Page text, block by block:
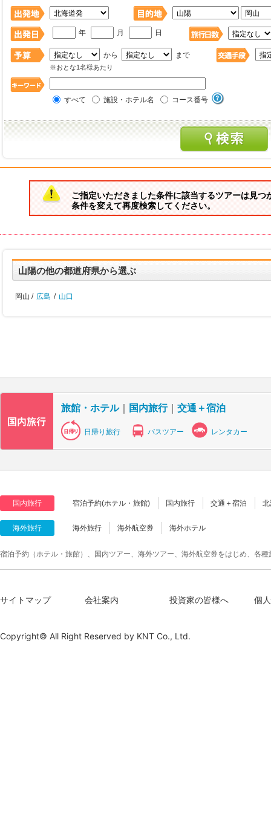
年 月 日
から まで
※おとな1名様あたり
すべて 施設・ホテル名 コース番号
ご指定いただきました条件に該当するツアーは見つ
条件を変えて再度検索してください。
山陽の他の都道府県から選ぶ
岡山 / 広島 / 山口
旅館・ホテル｜ 国内旅行｜ 交通＋宿泊
日帰り旅行 バスツアー レンタカー
国内旅行 宿泊予約(ホテル・旅館) 国内旅行 交通＋宿泊
海外旅行 海外旅行 海外航空券 海外ホテル
宿泊予約（ホテル・旅館）、国内ツアー、海外ツアー、海外航空券をはじめ、各
サイトマップ 会社案内 投資家の皆様へ 個
Copyright© All Right Reserved by KNT Co., Ltd.